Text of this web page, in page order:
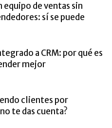
de ventas sin
sí se puede
a CRM: por qué es
mejor
clientes por
te das cuenta?